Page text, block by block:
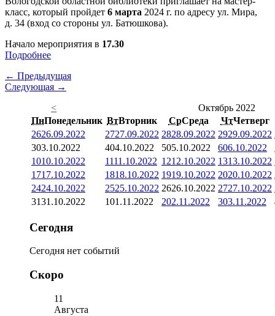
класс, который пройдет 6 марта 2024 г. по адресу ул. Мира,
д. 34 (вход со стороны ул. Батюшкова).
Начало мероприятия в 17.30
Подробнее
← Предыдущая
Следующая →
<
Октябрь 2022
ПнПонедельник ВтВторник СрСреда ЧтЧетверг
2626.09.2022 2727.09.2022 2828.09.2022 2929.09.2022
303.10.2022 404.10.2022 505.10.2022 606.10.2022
1010.10.2022 1111.10.2022 1212.10.2022 1313.10.2022
1717.10.2022 1818.10.2022 1919.10.2022 2020.10.2022
2424.10.2022 2525.10.2022 2626.10.2022 2727.10.2022
3131.10.2022 101.11.2022 202.11.2022 303.11.2022
Сегодня
Сегодня нет событий
Скоро
11
Августа